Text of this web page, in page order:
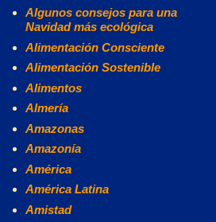
Algunos consejos para una
Navidad más ecológica
Alimentación Consciente
Alimentación Sostenible
Alimentos
Almería
Amazonas
Amazonía
América
América Latina
Amistad